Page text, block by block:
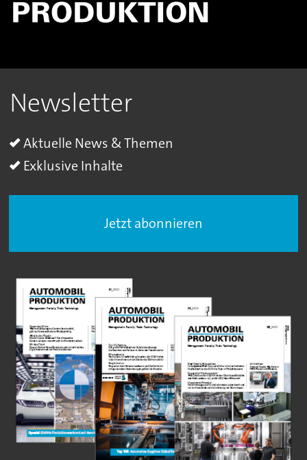
Newsletter
Aktuelle News & Themen
Exklusive Inhalte
Jetzt abonnieren